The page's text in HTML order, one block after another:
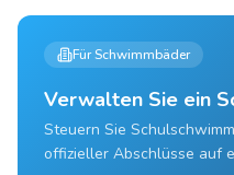
Für Schwimmbäder
Verwalten Sie ein
Steuern Sie
offizieller Abschlüsse auf